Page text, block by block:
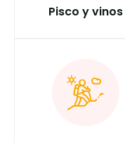
Pisco y vinos